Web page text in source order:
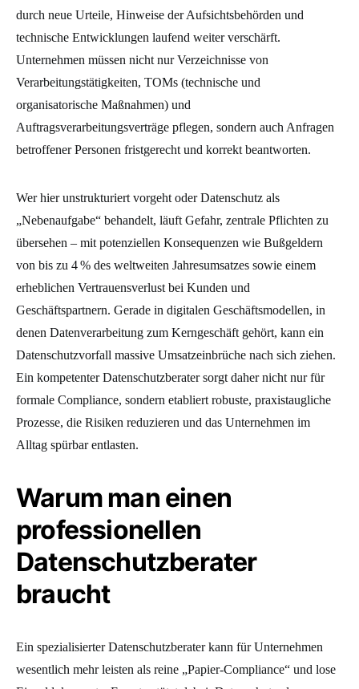
durch neue Urteile, Hinweise der Aufsichtsbehörden und
technische Entwicklungen laufend weiter verschärft.
Unternehmen müssen nicht nur Verzeichnisse von
Verarbeitungstätigkeiten, TOMs (technische und
organisatorische Maßnahmen) und
Auftragsverarbeitungsverträge pflegen, sondern auch Anfragen
betroffener Personen fristgerecht und korrekt beantworten.
Wer hier unstrukturiert vorgeht oder Datenschutz als
„Nebenaufgabe“ behandelt, läuft Gefahr, zentrale Pflichten zu
übersehen – mit potenziellen Konsequenzen wie Bußgeldern
von bis zu 4 % des weltweiten Jahresumsatzes sowie einem
erheblichen Vertrauensverlust bei Kunden und
Geschäftspartnern. Gerade in digitalen Geschäftsmodellen, in
denen Datenverarbeitung zum Kerngeschäft gehört, kann ein
Datenschutzvorfall massive Umsatzeinbrüche nach sich ziehen.
Ein kompetenter Datenschutzberater sorgt daher nicht nur für
formale Compliance, sondern etabliert robuste, praxistaugliche
Prozesse, die Risiken reduzieren und das Unternehmen im
Alltag spürbar entlasten.
Warum man einen
professionellen
Datenschutzberater
braucht
Ein spezialisierter Datenschutzberater kann für Unternehmen
wesentlich mehr leisten als reine „Papier-Compliance“ und lose